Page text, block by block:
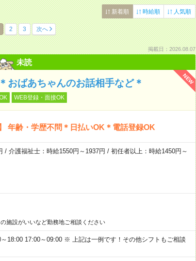
新着順 時給順 人気順
2 3 次へ
掲載日：2026.08.07
未読
NEW
おばあちゃんのお話相手など＊
WEB登録・面接OK
年齢・学歴不問＊日払いOK＊電話登録OK
/ 介護福祉士：時給1550円～1937円 / 初任者以上：時給1450円～
設がいいなど勤務地ご相談ください
～18:00 17:00～09:00 ※ 上記は一例です！その他シフトもご相談